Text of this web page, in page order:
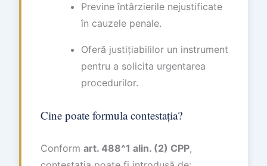
Previne întârzierile nejustificate
în cauzele penale.
Oferă justițiabililor un instrument
pentru a solicita urgentarea
procedurilor.
Cine poate formula contestația?
Conform art. 488^1 alin. (2) CPP,